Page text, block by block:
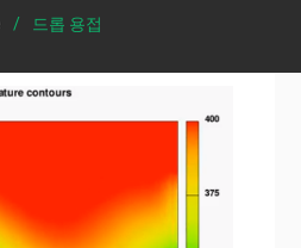
드롭 용접